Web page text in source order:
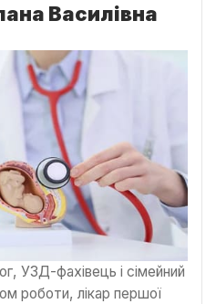
Василівна
УЗД-фахівець і сімейний
роботи, лікар першої